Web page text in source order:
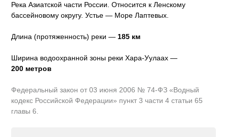
Река Азиатской части России. Относится к Ленскому
бассейновому округу.Устье — Море Лаптевых.
Длина (протяженность) реки — 185 км
Ширина водоохранной зоны реки Хара-Уулаах —
200 метров
Федеральный закон от 03 июня 2006 № 74-ФЗ «Водный
кодекс Российской Федерации» пункт 3 части 4 статьи 65
главы 6.